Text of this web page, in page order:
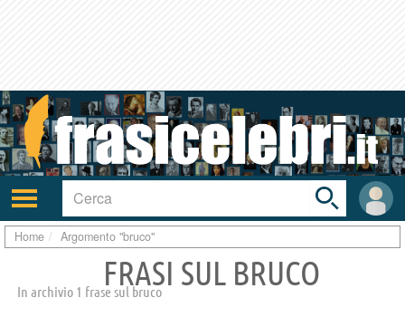
Attiva/disattiva
navigazione
User
area
Toggle
search
bar
Home Argomento "bruco"
FRASI SUL BRUCO
In archivio 1 frase sul bruco